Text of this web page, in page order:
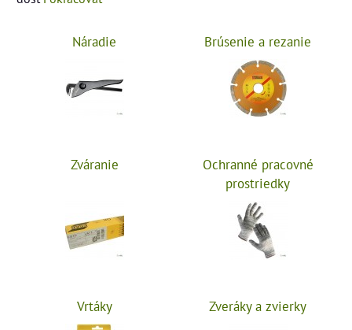
Náradie Brúsenie a rezanie
Zváranie
Ochranné pracovné
prostriedky
Vrtáky Zveráky a zvierky